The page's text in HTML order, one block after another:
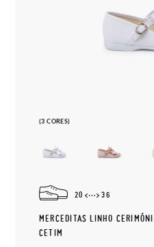
(3 CORES)
20 36
MERCEDITAS LINHO
CETIM